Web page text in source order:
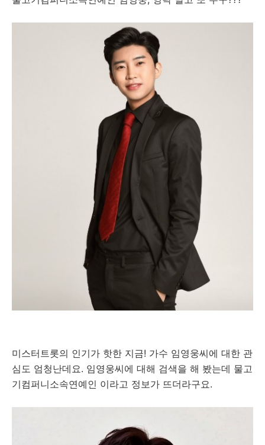
미스터트롯의 인기가 핫한 지금! 가수 임영웅씨에 대한 관
심도 엄청난데요. 임영웅씨에 대해 검색을 해 봤는데 물고
기컴퍼니소속연예인 이라고 정보가 뜨더라구요.